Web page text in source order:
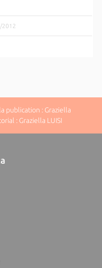
2012
: Graziella
: Graziella LUISI